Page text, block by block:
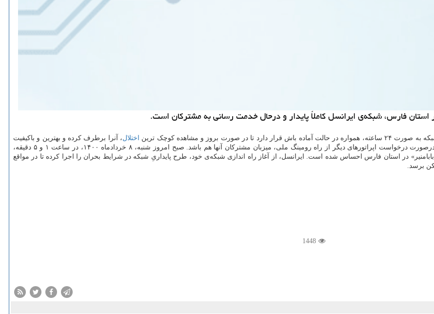
اختلال، آنرا برطرف کرده و بهترین و باکیفیت
را به مشترکان خود عرضه می دهد. ایرانسل آمادگی دارد تا درصورت درخواست اپراتورهای دیگر از راه رومینگ ملی، میزبان مشترکان آنها هم باشد. صبح امروز شنبه، ۸ خردادماه ۱۴۰۰، در ساعت ۱ و ۵ دقیقه،
۱۰ کیلومتری زمین، در حوالی «بابامنیر» در استان فارس احساس شده است. ایرانسل، از آغاز راه اندازی شبکه‌ی خود، طرح پایداریِ شبکه در شرایط بحران را اجرا کرده تا در مواقع
برسد.
1448